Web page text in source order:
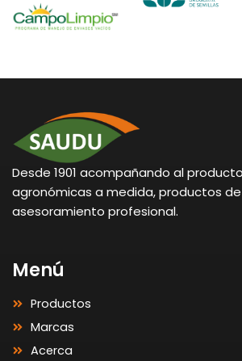
Desde 1901 acompañando al
agronómicas a medida, productos
asesoramiento profesional.
Menú
Productos
Marcas
Acerca